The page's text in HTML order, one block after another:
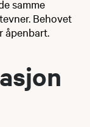
samme
Behovet
åpenbart.​​